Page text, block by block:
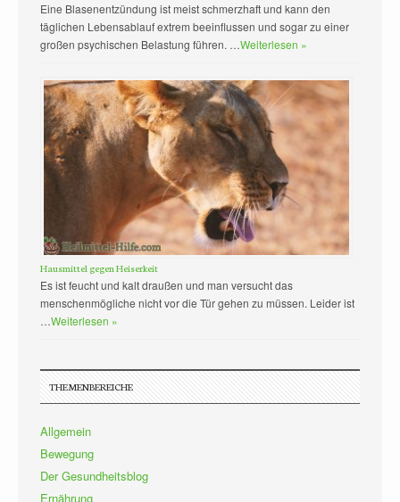
Eine Blasenentzündung ist meist schmerzhaft und kann den
täglichen Lebensablauf extrem beeinflussen und sogar zu einer
großen psychischen Belastung führen. …Weiterlesen »
Hausmittel gegen Heiserkeit
Es ist feucht und kalt draußen und man versucht das
menschenmögliche nicht vor die Tür gehen zu müssen. Leider ist
…Weiterlesen »
THEMENBEREICHE
Allgemein
Bewegung
Der Gesundheitsblog
Ernährung